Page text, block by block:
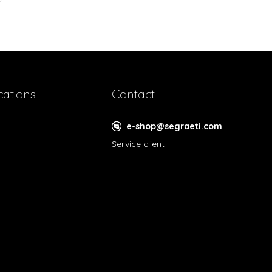
Contact
e-shop@segraeti.com
Service client